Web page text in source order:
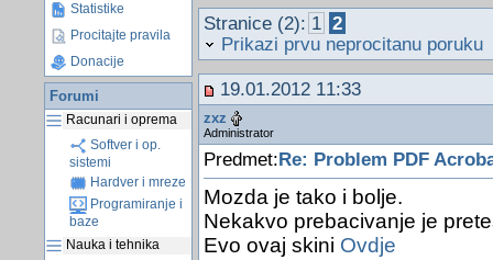
Statistike
Procitajte pravila
Donacije
Forumi
Racunari i oprema
Softver i op.
sistemi
Hardver i mreze
Programiranje i
baze
Nauka i tehnika
Stranice (2): 1 2
Prikazi prvu neprocitanu poruku
19.01.2012 11:33
zxz
Administrator
Predmet: Re: Problem PDF
Mozda je tako i bolje.
Nekakvo prebacivanje je
Evo ovaj skini Ovdje